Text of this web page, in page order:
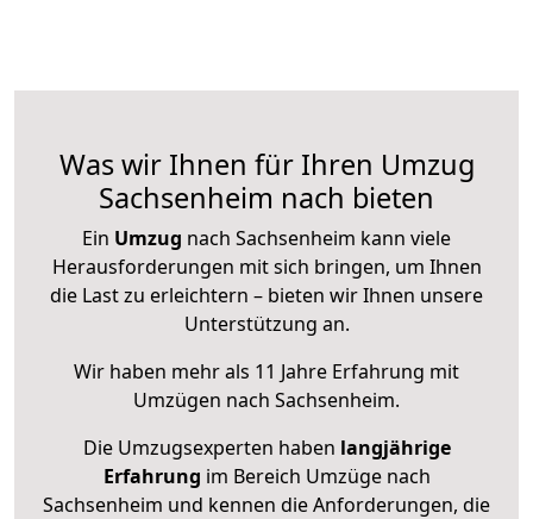
Was wir Ihnen für Ihren Umzug
Sachsenheim nach bieten
Ein Umzug nach Sachsenheim kann viele
Herausforderungen mit sich bringen, um Ihnen
die Last zu erleichtern – bieten wir Ihnen unsere
Unterstützung an.
Wir haben mehr als 11 Jahre Erfahrung mit
Umzügen nach Sachsenheim.
Die Umzugsexperten haben langjährige
Erfahrung im Bereich Umzüge nach
Sachsenheim und kennen die Anforderungen, die